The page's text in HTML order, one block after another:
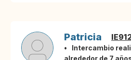
Patricia
Intercambio